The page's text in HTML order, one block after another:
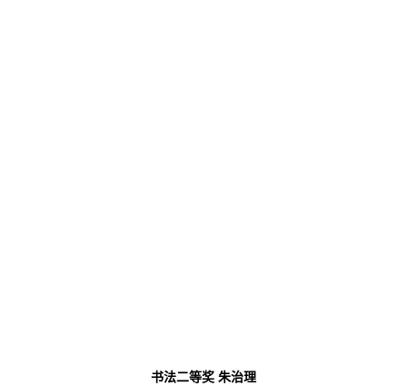
书法二等奖 朱治理